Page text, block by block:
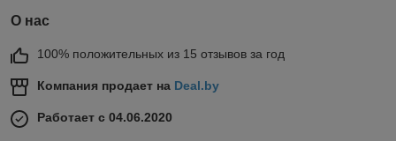
О нас
100% положительных из 15 отзывов за год
Компания продает на Deal.by
Работает с 04.06.2020